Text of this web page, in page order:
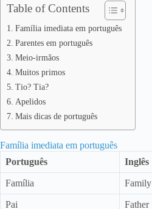
Table of Contents
Família imediata em português
Parentes em português
Meio-irmãos
Muitos primos
Tio? Tia?
Apelidos
Mais dicas de português
Família imediata em português
Português
Inglês
Família Family
Pai Father